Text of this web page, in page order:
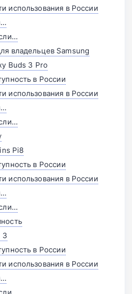
использования в России
владельцев Samsung
Buds 3 Pro
в России
использования в России
Pi8
в России
использования в России
3
в России
использования в России